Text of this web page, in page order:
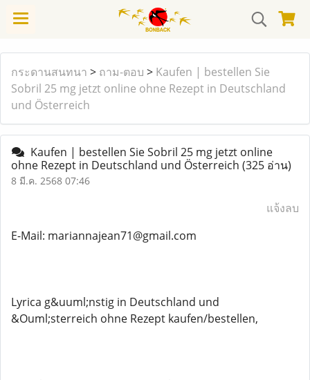
กระดานสนทนา > ถาม-ตอบ > Kaufen | bestellen Sie
Sobril 25 mg jetzt online ohne Rezept in Deutschland
und Österreich
Kaufen | bestellen Sie Sobril 25 mg jetzt online
ohne Rezept in Deutschland und Österreich (325 อ่าน)
8 มี.ค. 2568 07:46
แจ้งลบ
E-Mail: mariannajean71@gmail.com
Lyrica g&uuml;nstig in Deutschland und
&Ouml;sterreich ohne Rezept kaufen/bestellen,